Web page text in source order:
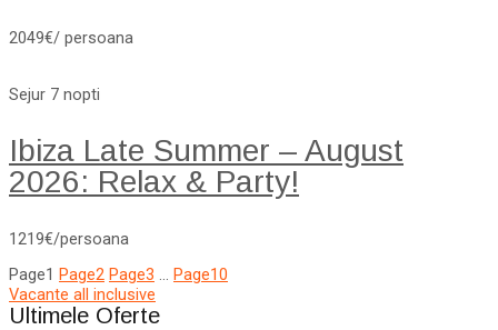
2049€/ persoana
Sejur 7 nopti
Ibiza Late Summer – August
2026: Relax & Party!
1219€/persoana
Page1 Page2 Page3 … Page10
Vacante all inclusive
Ultimele Oferte